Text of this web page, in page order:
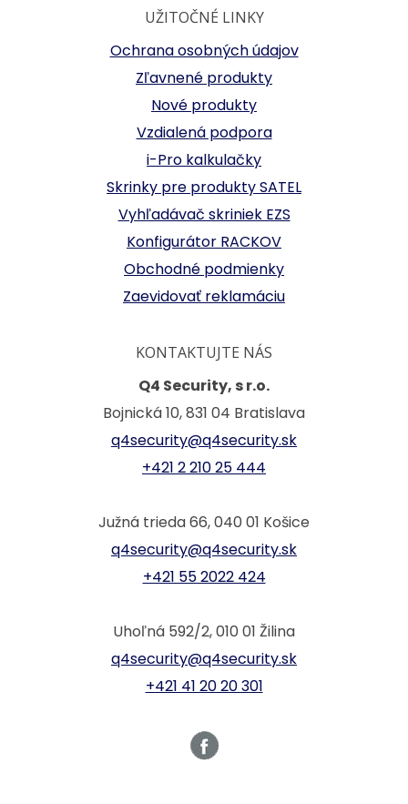
UŽITOČNÉ LINKY
Ochrana osobných údajov
Zľavnené produkty
Nové produkty
Vzdialená podpora
i-Pro kalkulačky
Skrinky pre produkty SATEL
Vyhľadávač skriniek EZS
Konfigurátor RACKOV
Obchodné podmienky
Zaevidovať reklamáciu
KONTAKTUJTE NÁS
Q4 Security, s r.o.
Bojnická 10, 831 04 Bratislava
q4security@q4security.sk
+421 2 210 25 444
Južná trieda 66, 040 01 Košice
q4security@q4security.sk
+421 55 2022 424
Uhoľná 592/2, 010 01 Žilina
q4security@q4security.sk
+421 41 20 20 301